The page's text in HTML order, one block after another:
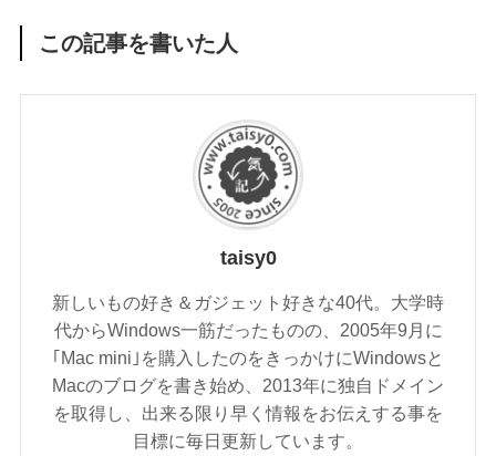
この記事を書いた人
taisy0
新しいもの好き＆ガジェット好きな40代。大学時
代からWindows一筋だったものの、2005年9月に
｢Mac mini｣を購入したのをきっかけにWindowsと
Macのブログを書き始め、2013年に独自ドメイン
を取得し、出来る限り早く情報をお伝えする事を
目標に毎日更新しています。